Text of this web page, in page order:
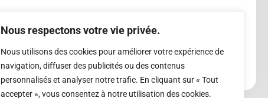
Nous respectons votre vie privée.
Nous utilisons des cookies pour améliorer votre expérience de
navigation, diffuser des publicités ou des contenus
personnalisés et analyser notre trafic. En cliquant sur « Tout
accepter », vous consentez à notre utilisation des cookies.